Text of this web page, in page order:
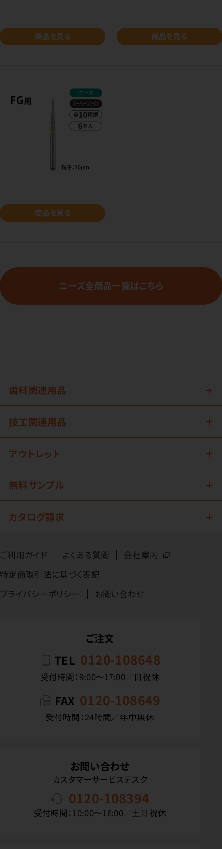
商品を見る 商品を見る
商品を見る
ニーズ全商品一覧はこちら
歯科関連用品
技工関連用品
アウトレット
無料サンプル
カタログ請求
ご利用ガイド よくある質問
会社案内
特定商取引法に基づく表記
プライバシーポリシー
お問い合わせ
ご注文
TEL 0120-108648
受付時間：9:00〜17:00／日祝休
FAX 0120-108649
受付時間：24時間／年中無休
お問い合わせ
カスタマーサービスデスク
0120-108394
受付時間：10:00〜16:00／土日祝休